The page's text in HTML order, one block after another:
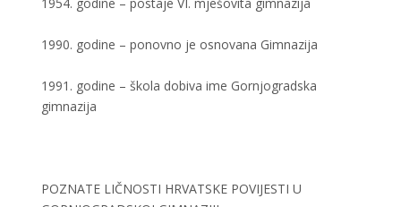
1990. godine – ponovno je osnovana Gimnazija
1991. godine – škola dobiva ime Gornjogradska
gimnazija
POZNATE LIČNOSTI HRVATSKE POVIJESTI U